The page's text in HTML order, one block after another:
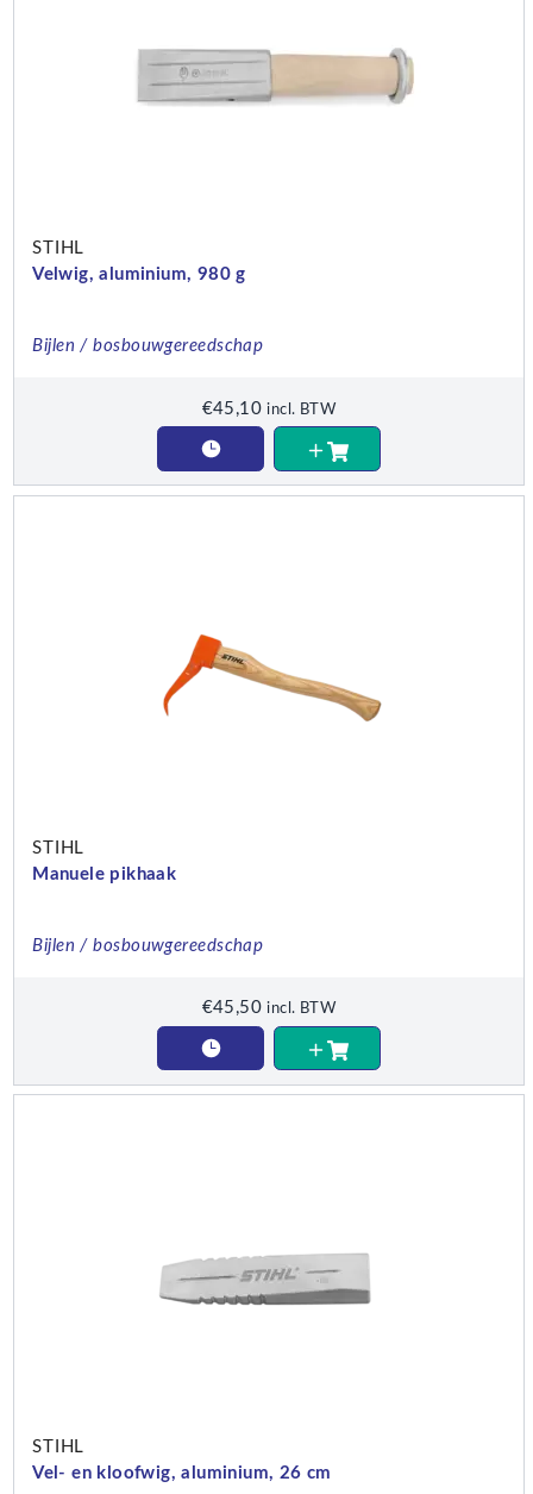
STIHL
Velwig, aluminium, 980 g
Bijlen / bosbouwgereedschap
€45,10 incl. BTW
STIHL
Manuele pikhaak
Bijlen / bosbouwgereedschap
€45,50 incl. BTW
STIHL
Vel- en kloofwig, aluminium, 26 cm